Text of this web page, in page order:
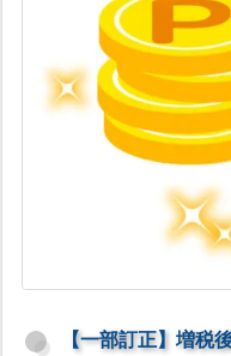
【一部訂正】増税